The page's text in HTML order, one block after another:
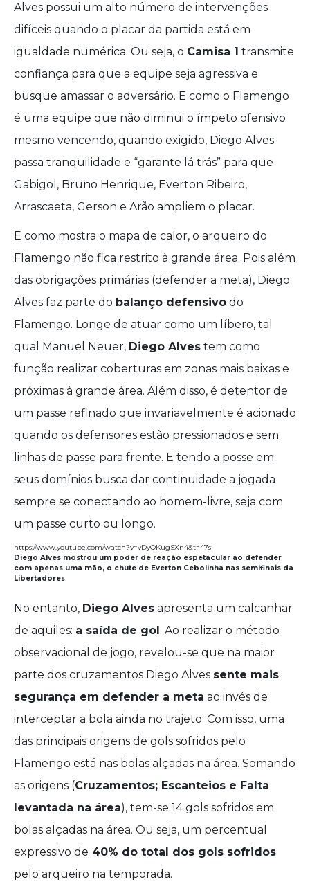
Alves possui um alto número de intervenções
difíceis quando o placar da partida está em
igualdade numérica. Ou seja, o Camisa 1 transmite
confiança para que a equipe seja agressiva e
busque amassar o adversário. E como o Flamengo
é uma equipe que não diminui o ímpeto ofensivo
mesmo vencendo, quando exigido, Diego Alves
passa tranquilidade e “garante lá trás” para que
Gabigol, Bruno Henrique, Everton Ribeiro,
Arrascaeta, Gerson e Arão ampliem o placar.
E como mostra o mapa de calor, o arqueiro do
Flamengo não fica restrito à grande área. Pois além
das obrigações primárias (defender a meta), Diego
Alves faz parte do balanço defensivo do
Flamengo. Longe de atuar como um líbero, tal
qual Manuel Neuer, Diego Alves tem como
função realizar coberturas em zonas mais baixas e
próximas à grande área. Além disso, é detentor de
um passe refinado que invariavelmente é acionado
quando os defensores estão pressionados e sem
linhas de passe para frente. E tendo a posse em
seus domínios busca dar continuidade a jogada
sempre se conectando ao homem-livre, seja com
um passe curto ou longo.
https://www.youtube.com/watch?v=vDyQKugSXn4&t=47s
Diego Alves mostrou um poder de reação espetacular ao defender
com apenas uma mão, o chute de Everton Cebolinha nas semifinais da
Libertadores
No entanto, Diego Alves apresenta um calcanhar
de aquiles: a saída de gol . Ao realizar o método
observacional de jogo, revelou-se que na maior
parte dos cruzamentos Diego Alves sente mais
segurança em defender a meta ao invés de
interceptar a bola ainda no trajeto. Com isso, uma
das principais origens de gols sofridos pelo
Flamengo está nas bolas alçadas na área. Somando
as origens (Cruzamentos; Escanteios e Falta
levantada na área), tem-se 14 gols sofridos em
bolas alçadas na área. Ou seja, um percentual
expressivo de 40% do total dos gols sofridos
pelo arqueiro na temporada.